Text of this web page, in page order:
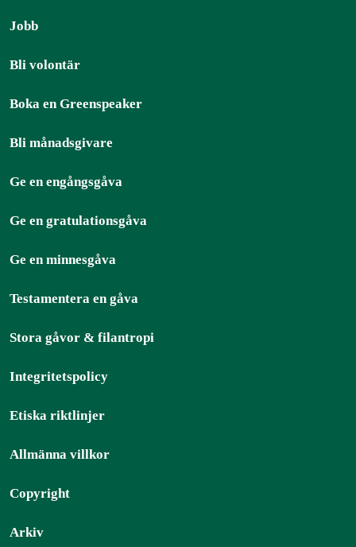
Jobb
Bli volontär
Boka en Greenspeaker
Bli månadsgivare
Ge en engångsgåva
Ge en gratulationsgåva
Ge en minnesgåva
Testamentera en gåva
Stora gåvor & filantropi
Integritetspolicy
Etiska riktlinjer
Allmänna villkor
Copyright
Arkiv